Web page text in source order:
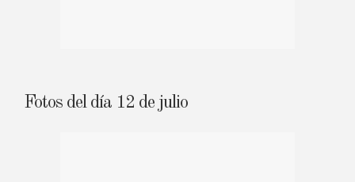
Fotos del día 12 de julio